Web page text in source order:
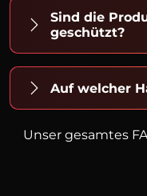
Sind die
geschützt?
Auf welcher
Unser gesamtes